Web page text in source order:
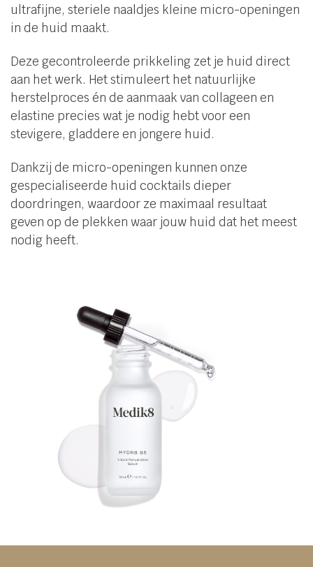
ultrafijne, steriele naaldjes kleine micro-openingen
in de huid maakt.
Deze gecontroleerde prikkeling zet je huid direct
aan het werk. Het stimuleert het natuurlijke
herstelproces én de aanmaak van collageen en
elastine precies wat je nodig hebt voor een
stevigere, gladdere en jongere huid.
Dankzij de micro-openingen kunnen onze
gespecialiseerde huid cocktails dieper
doordringen, waardoor ze maximaal resultaat
geven op de plekken waar jouw huid dat het meest
nodig heeft.